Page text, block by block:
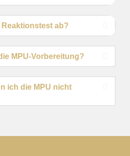
ab?
MPU-Vorbereitung?
ich die MPU nicht